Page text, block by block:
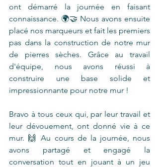
ont démarré la journée en faisant
connaissance. 🌍🤝 Nous avons ensuite
placé nos marqueurs et fait les premiers
pas dans la construction de notre mur
de pierres sèches. Grâce au travail
d'équipe, nous avons réussi à
construire une base solide et
impressionnante pour notre mur !
Bravo à tous ceux qui, par leur travail et
leur dévouement, ont donné vie à ce
mur. 🙌 Au cours de la journée, nous
avons partagé et engagé la
conversation tout en jouant à un jeu